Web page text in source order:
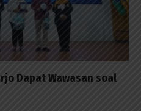
Dapat Wawasan soal